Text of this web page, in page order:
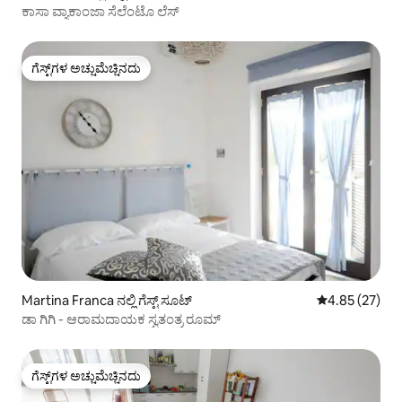
ಕಾಸಾ ವ್ಯಾಕಾಂಜಾ ಸೆಲೆಂಟೊ ಲೆಸ್
ಗೆಸ್ಟ್‌ಗಳ ಅಚ್ಚುಮೆಚ್ಚಿನದು
ಗೆಸ್ಟ್‌ಗಳ ಅಚ್ಚುಮೆಚ್ಚಿನದು
Martina Franca ನಲ್ಲಿ ಗೆಸ್ಟ್ ಸೂಟ್ 5 ರಲ್ಲಿ 4.85
4.85 (27)
ಡಾ ಗಿಗಿ - ಆರಾಮದಾಯಕ ಸ್ವತಂತ್ರ ರೂಮ್
ಗೆಸ್ಟ್‌ಗಳ ಅಚ್ಚುಮೆಚ್ಚಿನದು
ಗೆಸ್ಟ್‌ಗಳ ಅಚ್ಚುಮೆಚ್ಚಿನದು